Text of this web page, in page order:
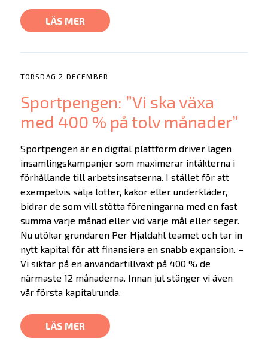
LÄS MER
TORSDAG 2 DECEMBER
Sportpengen: ”Vi ska växa
med 400 % på tolv månader”
Sportpengen är en digital plattform driver lagen
insamlingskampanjer som maximerar intäkterna i
förhållande till arbetsinsatserna. I stället för att
exempelvis sälja lotter, kakor eller underkläder,
bidrar de som vill stötta föreningarna med en fast
summa varje månad eller vid varje mål eller seger.
Nu utökar grundaren Per Hjaldahl teamet och tar in
nytt kapital för att finansiera en snabb expansion. –
Vi siktar på en användartillväxt på 400 % de
närmaste 12 månaderna. Innan jul stänger vi även
vår första kapitalrunda.
LÄS MER